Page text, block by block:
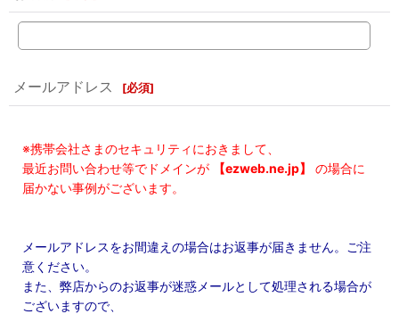
メールアドレス [必須]
※携帯会社さまのセキュリティにおきまして、
最近お問い合わせ等でドメインが
【ezweb.ne.jp】
の場合に
届かない事例がございます。
メールアドレスをお間違えの場合はお返事が届きません。ご注
意ください。
また、弊店からのお返事が迷惑メールとして処理される場合が
ございますので、